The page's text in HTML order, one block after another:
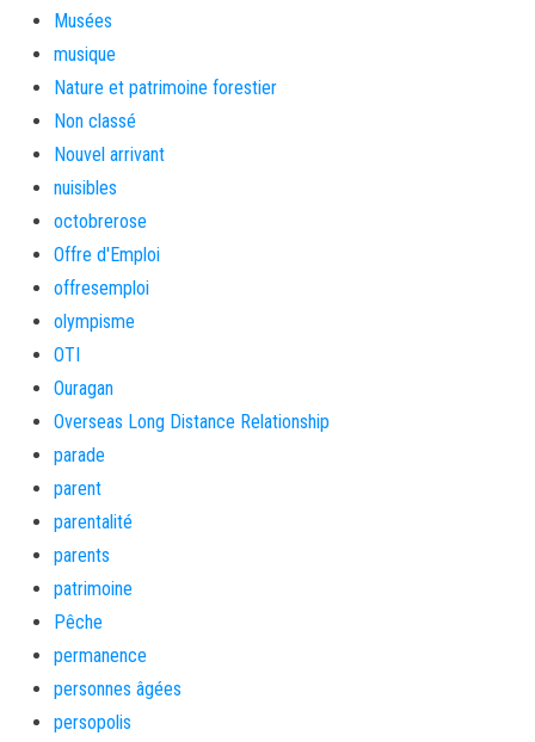
Musées
musique
Nature et patrimoine forestier
Non classé
Nouvel arrivant
nuisibles
octobrerose
Offre d'Emploi
offresemploi
olympisme
OTI
Ouragan
Overseas Long Distance Relationship
parade
parent
parentalité
parents
patrimoine
Pêche
permanence
personnes âgées
persopolis